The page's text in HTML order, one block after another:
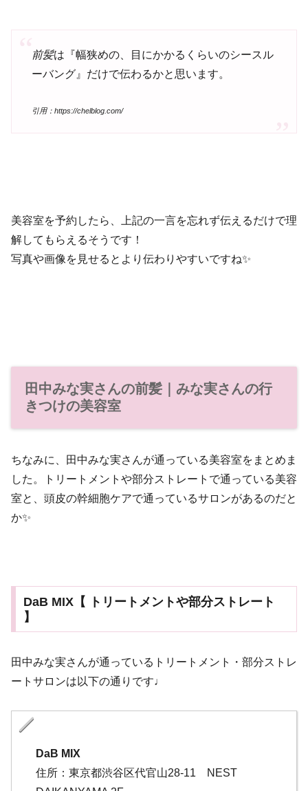
前髪は『幅狭めの、目にかかるくらいのシースル
ーバング』だけで伝わるかと思います。
引用：https://chelblog.com/
美容室を予約したら、上記の一言を忘れず伝えるだけで理
解してもらえるそうです！
写真や画像を見せるとより伝わりやすいですね✨
田中みな実さんの前髪｜みな実さんの行
きつけの美容室
ちなみに、田中みな実さんが通っている美容室をまとめま
した。トリートメントや部分ストレートで通っている美容
室と、頭皮の幹細胞ケアで通っているサロンがあるのだと
か✨
DaB MIX【 トリートメントや部分ストレート
】
田中みな実さんが通っているトリートメント・部分ストレ
ートサロンは以下の通りです♩
DaB MIX
住所：東京都渋谷区代官山28-11 NEST